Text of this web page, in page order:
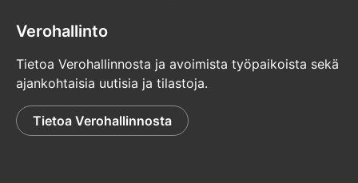
Verohallinto
Tietoa Verohallinnosta ja avoimista työpaikoista sekä
ajankohtaisia uutisia ja tilastoja.
Tietoa Verohallinnosta